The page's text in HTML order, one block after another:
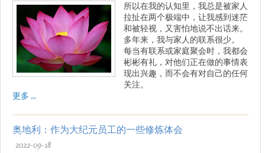
所以在我的认知里，我总是被家人
拉扯在两个极端中，让我感到迷茫
和被轻视，又害怕地说不出话来。
多年来，我与家人的联系很少。
每当有联系或家庭聚会时，我都会
彬彬有礼，对他们正在做的事情表
现出兴趣，而不会有对自己的任何
关注。
更多 ...
奥地利：作为大纪元员工的一些修炼体会
2022-09-18